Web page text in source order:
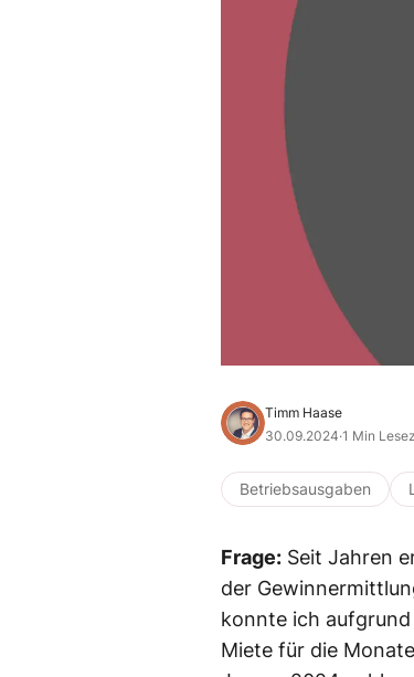
Timm Haase
30.09.2024·1 Min
Betriebsausgaben
Frage: Seit Jahren
der
konnte ich
Miete für die